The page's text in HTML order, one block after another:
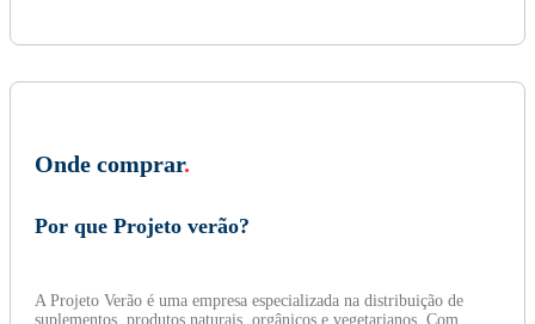
Onde comprar.
Por que Projeto verão?
A Projeto Verão é uma empresa especializada na distribuição de
suplementos, produtos naturais, orgânicos e vegetarianos. Com